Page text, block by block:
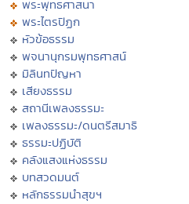
พระพุทธศาสนา
พระไตรปิฏก
หัวข้อธรรม
พจนานุกรมพุทธศาสน์
มิลินทปัญหา
เสียงธรรม
สถานีเพลงธรรมะ
เพลงธรรมะ/ดนตรีสมาธิ
ธรรมะปฏิบัติ
คลังแสงแห่งธรรม
บทสวดมนต์
หลักธรรมนำสุขฯ